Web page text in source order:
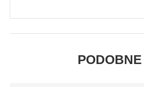
PODOBNE